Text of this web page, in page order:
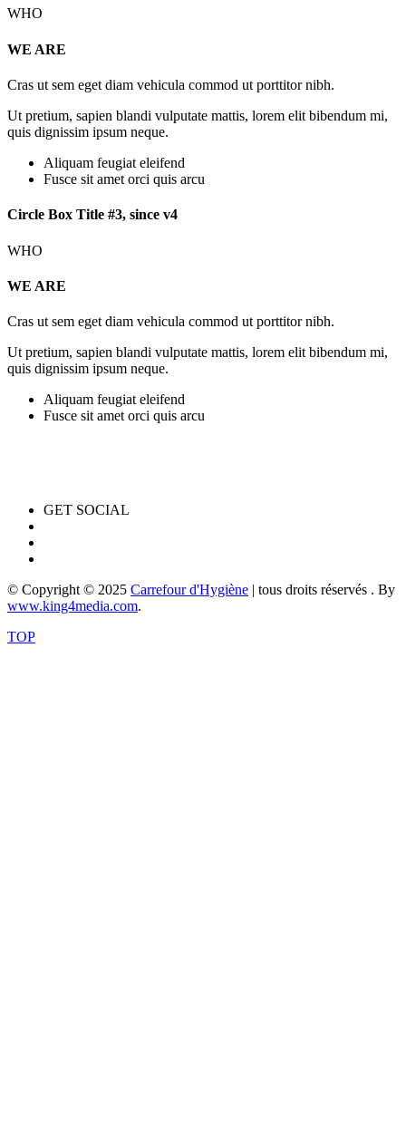
WHO
WE ARE
Cras ut sem eget diam vehicula commod ut porttitor nibh.
Ut pretium, sapien blandi vulputate mattis, lorem elit bibendum mi,
quis dignissim ipsum neque.
Aliquam feugiat eleifend
Fusce sit amet orci quis arcu
Circle Box Title #3, since v4
WHO
WE ARE
Cras ut sem eget diam vehicula commod ut porttitor nibh.
Ut pretium, sapien blandi vulputate mattis, lorem elit bibendum mi,
quis dignissim ipsum neque.
Aliquam feugiat eleifend
Fusce sit amet orci quis arcu
GET SOCIAL
© Copyright © 2025 Carrefour d'Hygiène | tous droits réservés . By
www.king4media.com.
TOP